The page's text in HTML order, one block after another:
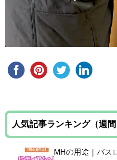
人気記事ランキング（週間
MHの用途｜バス